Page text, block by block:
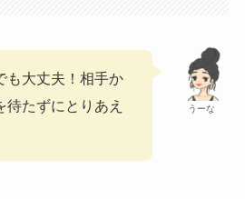
うーな
も大丈夫！相手か
待たずにとりあえ